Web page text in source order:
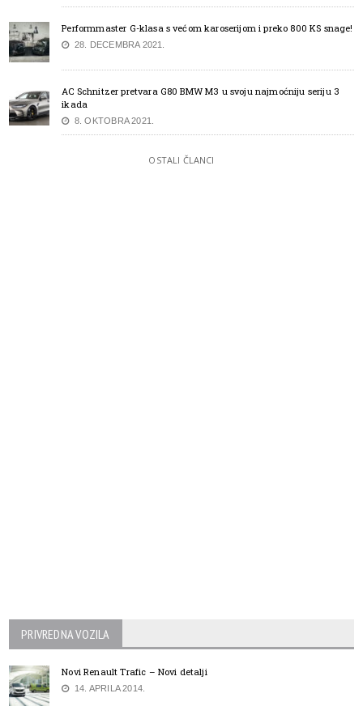
Performmaster G-klasa s većom karoserijom i preko 800 KS snage!
28. DECEMBRA 2021.
AC Schnitzer pretvara G80 BMW M3 u svoju najmoćniju seriju 3
ikada
8. OKTOBRA 2021.
OSTALI ČLANCI
PRIVREDNA VOZILA
Novi Renault Trafic – Novi detalji
14. APRILA 2014.